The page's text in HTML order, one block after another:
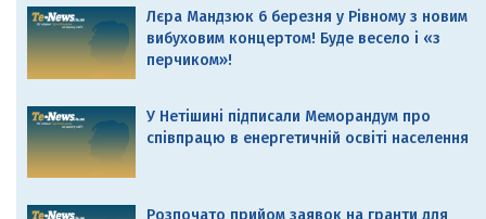
Лєра Мандзюк 6 березня у Рівному з новим
вибуховим концертом! Буде весело і «з
перчиком»!
У Нетішині підписали Меморандум про
співпрацю в енергетичній освіті населення